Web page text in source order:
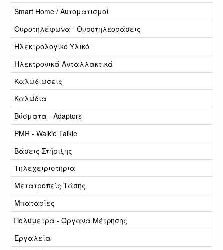
Smart Home / Αυτοματισμοί
Θυροτηλέφωνα - Θυροτηλεοράσεις
Ηλεκτρολογικό Υλικό
Ηλεκτρονικά Ανταλλακτικά
Καλωδιώσεις
Καλώδια
Βύσματα - Adaptors
PMR - Walkie Talkie
Βάσεις Στήριξης
Τηλεχειριστήρια
Μετατροπείς Τάσης
Μπαταρίες
Πολύμετρα - Όργανα Μέτρησης
Εργαλεία